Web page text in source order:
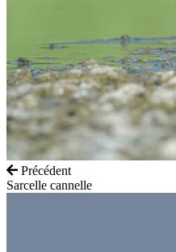
Précédent
Sarcelle cannelle